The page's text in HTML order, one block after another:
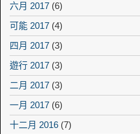
六月 2017 (6)
可能 2017 (4)
四月 2017 (3)
遊行 2017 (3)
二月 2017 (3)
一月 2017 (6)
十二月 2016 (7)